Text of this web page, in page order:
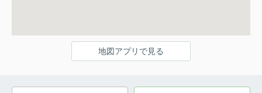
地図アプリで見る